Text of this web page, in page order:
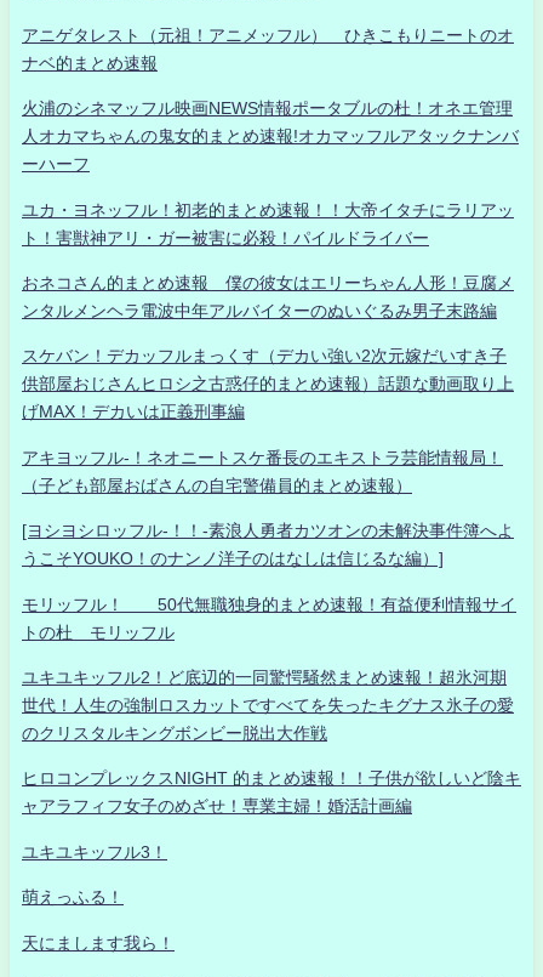
アニゲタレスト（元祖！アニメッフル） ひきこもりニートのオ
ナベ的まとめ速報
火浦のシネマッフル映画NEWS情報ポータブルの杜！オネエ管理
人オカマちゃんの鬼女的まとめ速報!オカマッフルアタックナンバ
ーハーフ
ユカ・ヨネッフル！初老的まとめ速報！！大帝イタチにラリアッ
ト！害獣神アリ・ガー被害に必殺！パイルドライバー
おネコさん的まとめ速報 僕の彼女はエリーちゃん人形！豆腐メ
ンタルメンヘラ電波中年アルバイターのぬいぐるみ男子末路編
スケバン！デカッフルまっくす（デカい強い2次元嫁だいすき子
供部屋おじさんヒロシ之古惑仔的まとめ速報）話題な動画取り上
げMAX！デカいは正義刑事編
アキヨッフル-！ネオニートスケ番長のエキストラ芸能情報局！
（子ども部屋おばさんの自宅警備員的まとめ速報）
[ヨシヨシロッフル-！！-素浪人勇者カツオンの未解決事件簿へよ
うこそYOUKO！のナンノ洋子のはなしは信じるな編）]
モリッフル！ 50代無職独身的まとめ速報！有益便利情報サイ
トの杜 モリッフル
ユキユキッフル2！ど底辺的一同驚愕騒然まとめ速報！超氷河期
世代！人生の強制ロスカットですべてを失ったキグナス氷子の愛
のクリスタルキングボンビー脱出大作戦
ヒロコンプレックスNIGHT 的まとめ速報！！子供が欲しいど陰キ
ャアラフィフ女子のめざせ！専業主婦！婚活計画編
ユキユキッフル3！
萌えっふる！
天にまします我ら！